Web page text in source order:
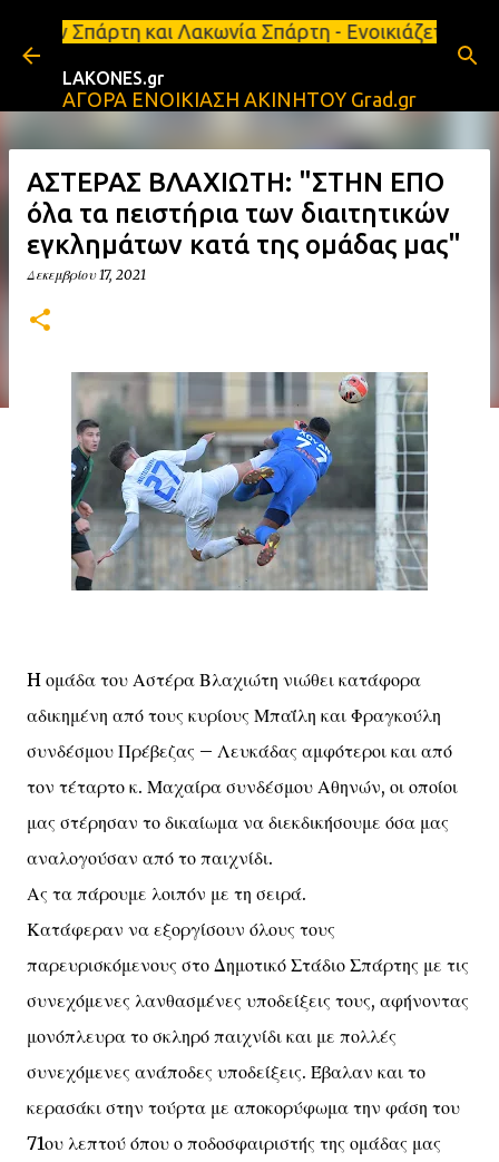
Μετάβαση στο κύριο περιεχόμενο
Λακωνία Σπάρτη - Ενοικιάζεται κατάστημα
LAKONES.gr
ΑΓΟΡΑ ΕΝΟΙΚΙΑΣΗ ΑΚΙΝΗΤΟΥ Grad.gr
ΑΣΤΕΡΑΣ ΒΛΑΧΙΩΤΗ: "ΣΤΗΝ ΕΠΟ
όλα τα πειστήρια των διαιτητικών
εγκλημάτων κατά της ομάδας μας"
Δεκεμβρίου 17, 2021
H ομάδα του Αστέρα Βλαχιώτη νιώθει κατάφορα
αδικημένη από τους κυρίους Μπαΐλη και Φραγκούλη
συνδέσμου Πρέβεζας – Λευκάδας αμφότεροι και από
τον τέταρτο κ. Μαχαίρα συνδέσμου Αθηνών, οι οποίοι
μας στέρησαν το δικαίωμα να διεκδικήσουμε όσα μας
αναλογούσαν από το παιχνίδι.
Ας τα πάρουμε λοιπόν με τη σειρά.
Κατάφεραν να εξοργίσουν όλους τους
παρευρισκόμενους στο Δημοτικό Στάδιο Σπάρτης με τις
συνεχόμενες λανθασμένες υποδείξεις τους, αφήνοντας
μονόπλευρα το σκληρό παιχνίδι και με πολλές
συνεχόμενες ανάποδες υποδείξεις. Έβαλαν και το
κερασάκι στην τούρτα με αποκορύφωμα την φάση του
71ου λεπτού όπου ο ποδοσφαιριστής της ομάδας μας